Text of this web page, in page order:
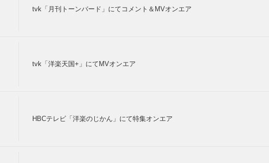
tvk「月刊トーンバード」にてコメント＆MVオンエア
tvk「洋楽天国+」にてMVオンエア
HBCテレビ「洋楽のじかん」にて特集オンエア